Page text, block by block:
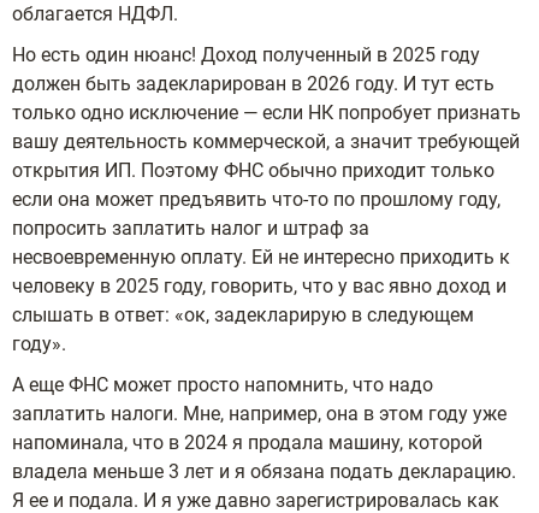
облагается НДФЛ.
Но есть один нюанс! Доход полученный в 2025 году
должен быть задекларирован в 2026 году. И тут есть
только одно исключение — если НК попробует признать
вашу деятельность коммерческой, а значит требующей
открытия ИП. Поэтому ФНС обычно приходит только
если она может предъявить что-то по прошлому году,
попросить заплатить налог и штраф за
несвоевременную оплату. Ей не интересно приходить к
человеку в 2025 году, говорить, что у вас явно доход и
слышать в ответ: «ок, задекларирую в следующем
году».
А еще ФНС может просто напомнить, что надо
заплатить налоги. Мне, например, она в этом году уже
напоминала, что в 2024 я продала машину, которой
владела меньше 3 лет и я обязана подать декларацию.
Я ее и подала. И я уже давно зарегистрировалась как